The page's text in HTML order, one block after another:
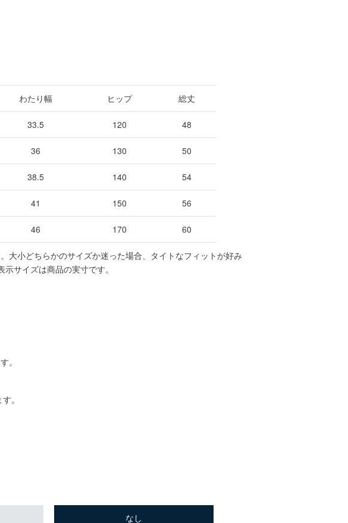
わたり幅 ヒップ 総丈
33.5 120 48
36 130 50
38.5 140 54
41 150 56
46 170 60
大小どちらかのサイズか迷った場合、タイトなフィットが好み
示サイズは商品の実寸です。
。
。
なし